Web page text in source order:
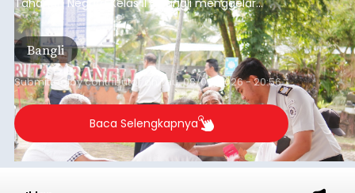
Tahanan Negara Kelas II B Bangli menggelar
kegiatan pemeriksaan kesehatan gratis, Rabu
(6/8/2026).
Bangli
Submitted bycontributor Thu, 08/06/2026 - 20:56
Baca Selengkapnya